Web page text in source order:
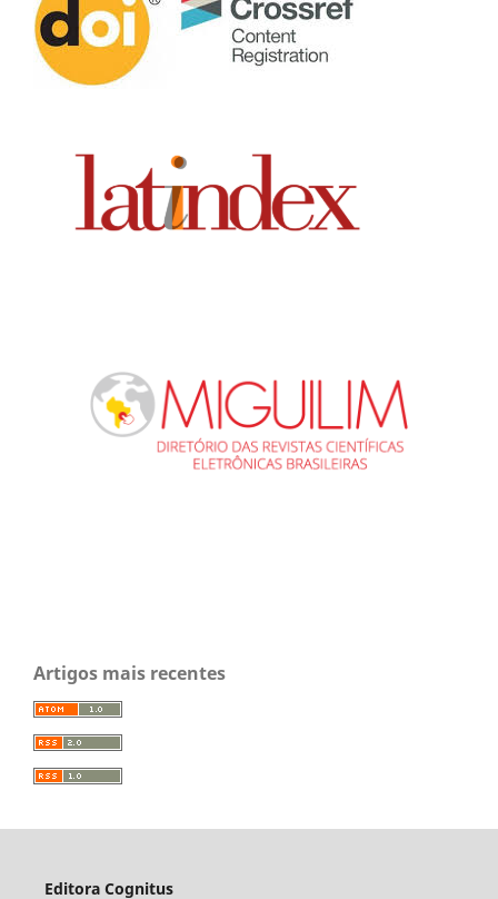
Artigos mais recentes
Editora Cognitus